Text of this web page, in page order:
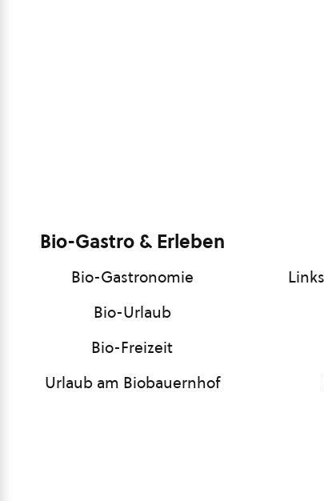
Bio-Gastro & Erleben
Bio-Gastronomie
Bio-Urlaub
Bio-Freizeit
Urlaub am Biobauernhof